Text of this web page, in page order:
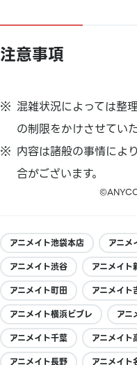
注意事項
混雑状況によっては整
の制限をかけさせてい
内容は諸般の事情によ
合がございます。
アニメイト池袋本店 アニメ
アニメイト渋谷
アニメイト
アニメイト町田
アニメイト
アニメイト横浜ビブレ
アニ
アニメイト千葉
アニメイト
アニメイト長野
アニメイト